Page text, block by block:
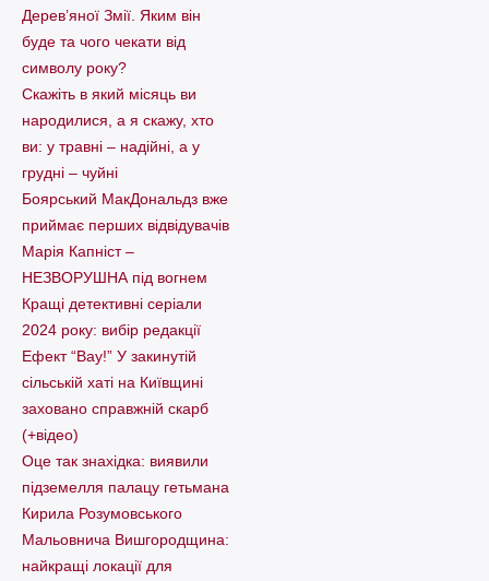
Дерев’яної Змії. Яким він
буде та чого чекати від
символу року?
Скажіть в який місяць ви
народилися, а я скажу, хто
ви: у травні – надійні, а у
грудні – чуйні
Боярський МакДональдз вже
приймає перших відвідувачів
Марія Капніст –
НЕЗВОРУШНА під вогнем
Кращі детективні серіали
2024 року: вибір редакції
Ефект “Вау!” У закинутій
сільській хаті на Київщині
заховано справжній скарб
(+відео)
Оце так знахідка: виявили
підземелля палацу гетьмана
Кирила Розумовського
Мальовнича Вишгородщина:
найкращі локації для